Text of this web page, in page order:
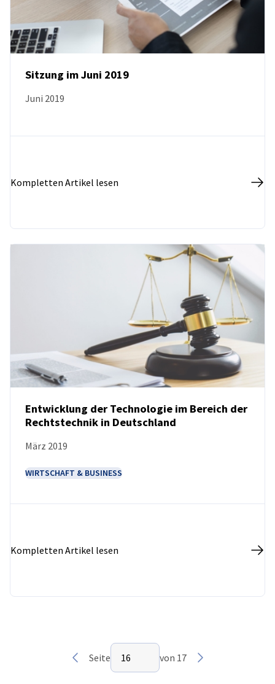
NEUIGKEITEN
Sitzung im Juni 2019
Juni 2019
Kompletten Artikel lesen
Entwicklung der Technologie im Bereich der
Rechtstechnik in Deutschland
März 2019
WIRTSCHAFT & BUSINESS
Kompletten Artikel lesen
Seite 16 von 17
Vorherige
Seite
Seite auswählen
16 von 17
Nächste